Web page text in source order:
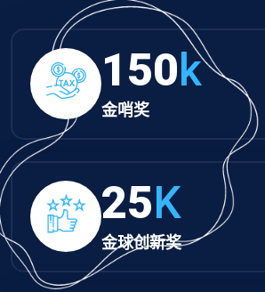
150k
金哨奖
25K
金球创新奖